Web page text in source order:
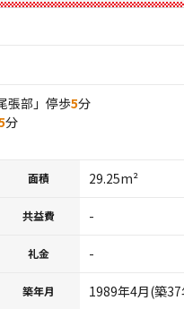
張部」停歩5分
分
面積 29.25m²
共益費 -
礼金 -
築年月 1989年4月(築37